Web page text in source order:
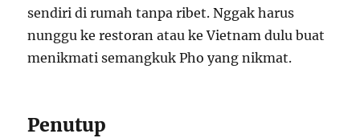
sendiri di rumah tanpa ribet. Nggak harus
nunggu ke restoran atau ke Vietnam dulu buat
menikmati semangkuk Pho yang nikmat.
Penutup